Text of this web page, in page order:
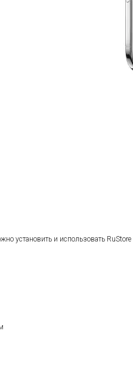
установить и использовать RuStore